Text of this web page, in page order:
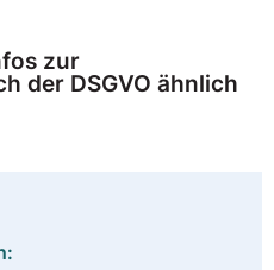
zur
der DSGVO ähnlich